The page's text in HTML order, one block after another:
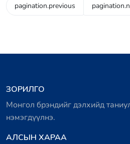
pagination.previous
ЗОРИЛГО
Монгол брэндийг дэлхийд
нэмэгдүүлнэ.
АЛСЫН ХАРАА